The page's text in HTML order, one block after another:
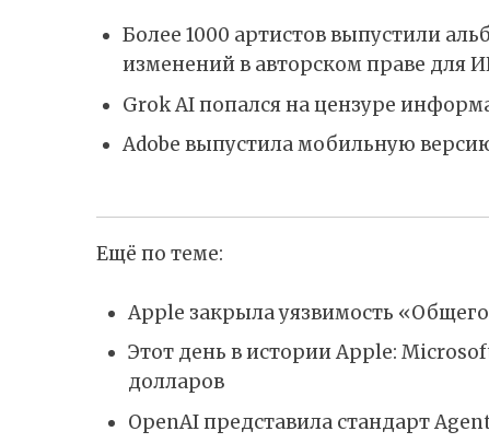
Более 1000 артистов выпустили
изменений в авторском праве для
Grok AI попался на цензуре
Adobe выпустила мобильную
Ещё по теме:
Apple закрыла уязвимость «Общего
Этот день в истории Apple:
долларов
OpenAI представила стандарт